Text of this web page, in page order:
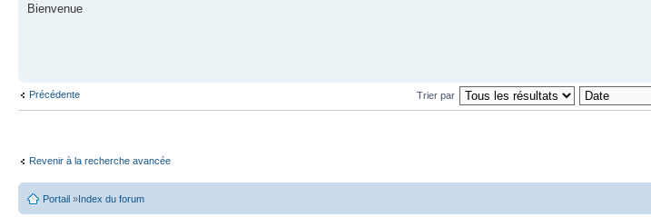
Bienvenue
Précédente Trier par
Revenir à la recherche avancée
Portail »Index du forum